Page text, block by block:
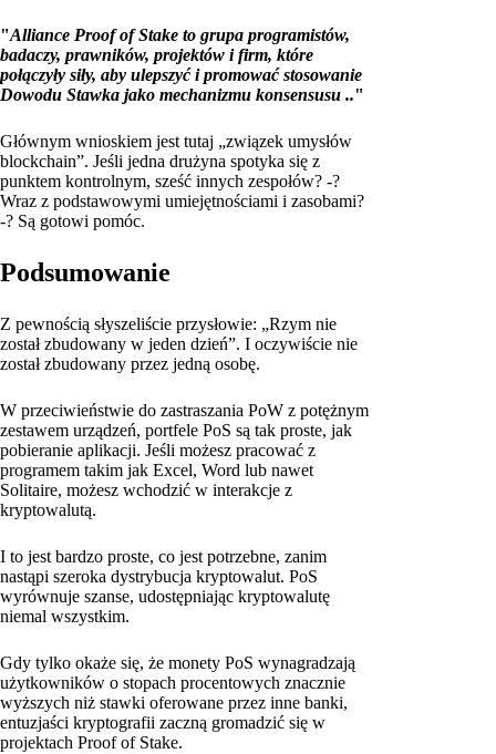
"Alliance Proof of Stake to grupa programistów,
badaczy, prawników, projektów i firm, które
połączyły siły, aby ulepszyć i promować stosowanie
Dowodu Stawka jako mechanizmu konsensusu .."
Głównym wnioskiem jest tutaj „związek umysłów
blockchain”. Jeśli jedna drużyna spotyka się z
punktem kontrolnym, sześć innych zespołów? -?
Wraz z podstawowymi umiejętnościami i zasobami?
-? Są gotowi pomóc.
Podsumowanie
Z pewnością słyszeliście przysłowie: „Rzym nie
został zbudowany w jeden dzień”. I oczywiście nie
został zbudowany przez jedną osobę.
W przeciwieństwie do zastraszania PoW z potężnym
zestawem urządzeń, portfele PoS są tak proste, jak
pobieranie aplikacji. Jeśli możesz pracować z
programem takim jak Excel, Word lub nawet
Solitaire, możesz wchodzić w interakcje z
kryptowalutą.
I to jest bardzo proste, co jest potrzebne, zanim
nastąpi szeroka dystrybucja kryptowalut. PoS
wyrównuje szanse, udostępniając kryptowalutę
niemal wszystkim.
Gdy tylko okaże się, że monety PoS wynagradzają
użytkowników o stopach procentowych znacznie
wyższych niż stawki oferowane przez inne banki,
entuzjaści kryptografii zaczną gromadzić się w
projektach Proof of Stake.